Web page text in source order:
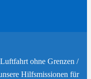
ohne Grenzen /
Hilfsmissionen für